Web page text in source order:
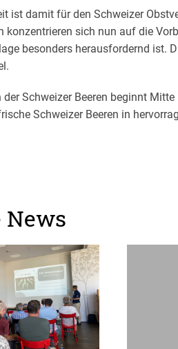
ist damit für den Schweizer
konzentrieren sich nun auf die
besonders herausfordernd ist.
Schweizer Beeren beginnt
Schweizer Beeren in
News